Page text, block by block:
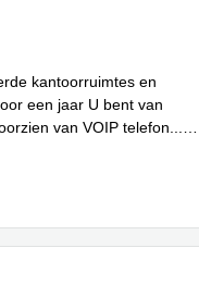
kantoorruimtes en
een jaar U bent van
van VOIP telefon